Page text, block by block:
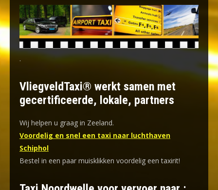
.
VliegveldTaxi® werkt samen met
gecertificeerde, lokale, partners
Wij helpen u graag in Zeeland.
Voordelig en snel een taxi naar luchthaven
Schiphol
Bestel in een paar muisklikken voordelig een taxirit!